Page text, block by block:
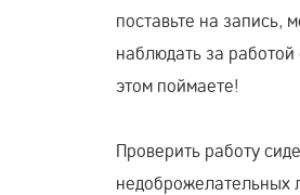
поставьте на
наблюдать за
этом поймаете!
Проверить работу
недоброжелательных